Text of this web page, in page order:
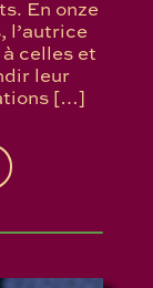
En onze
l’autrice
celles et
leur
[…]